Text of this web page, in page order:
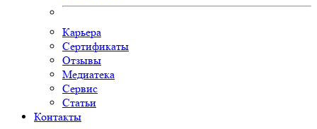
Карьера
Сертификаты
Отзывы
Медиатека
Сервис
Статьи
Контакты